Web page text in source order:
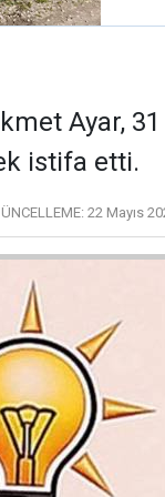
Ayar,
istifa etti.
22 Mayıs